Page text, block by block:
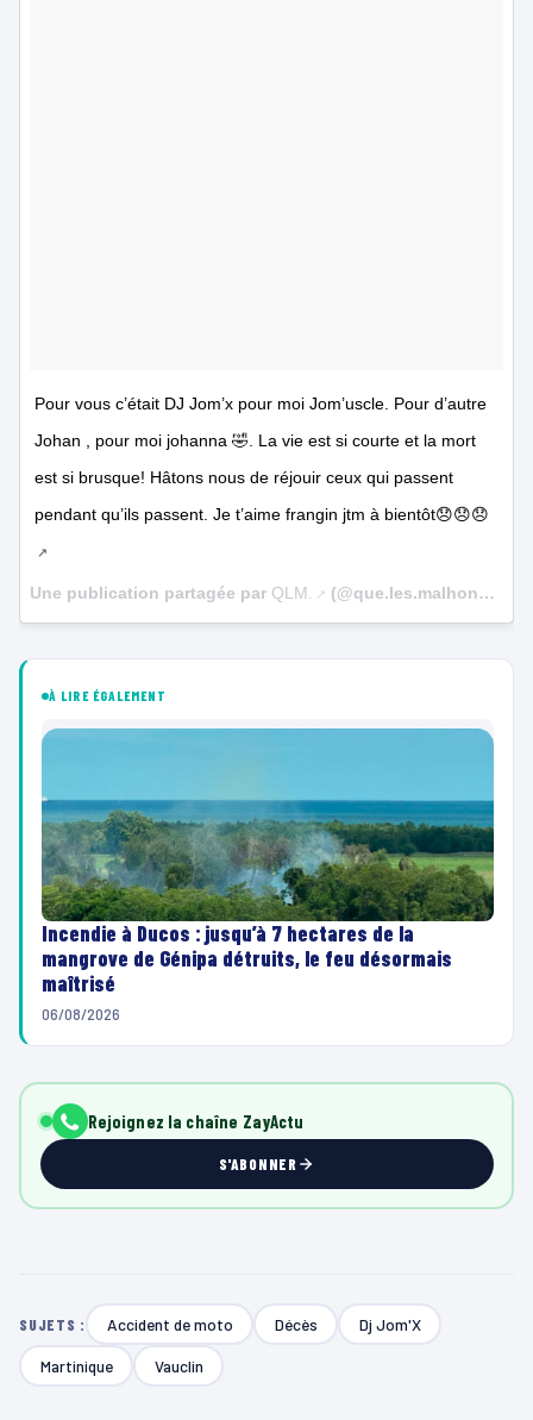
Pour vous c’était DJ Jom’x pour moi Jom’uscle. Pour d’autre
Johan , pour moi johanna 🤣. La vie est si courte et la mort
est si brusque! Hâtons nous de réjouir ceux qui passent
pendant qu’ils passent. Je t’aime frangin jtm à bientôt😞😞😞
Une publication partagée par QLM. (@que.les.malhonnetes) le
À LIRE ÉGALEMENT
Incendie à Ducos : jusqu’à 7 hectares de la
mangrove de Génipa détruits, le feu désormais
maîtrisé
06/08/2026
Rejoignez la chaîne ZayActu
S'ABONNER
SUJETS : Accident de moto Décès Dj Jom'X
Martinique Vauclin